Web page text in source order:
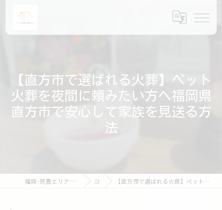
【直方市で選ばれる火葬】ペット
火葬を夜間に頼みたい方へ福岡県
直方市で安心して家族を見送る方
法
福岡･筑豊エリアのペット火葬ならペット訪問火葬ポピー コラム 【直方市で選ばれる火葬】ペット火葬を夜間に頼みたい方へ福岡県直方市で安心して家族を見送る方法